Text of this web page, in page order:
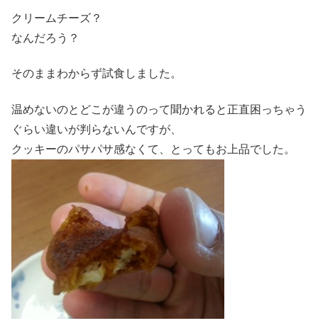
クリームチーズ？
なんだろう？
そのままわからず試食しました。
温めないのとどこが違うのって聞かれると正直困っちゃう
ぐらい違いが判らないんですが、
クッキーのパサパサ感なくて、とってもお上品でした。